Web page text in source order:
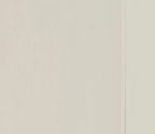
летию со дня